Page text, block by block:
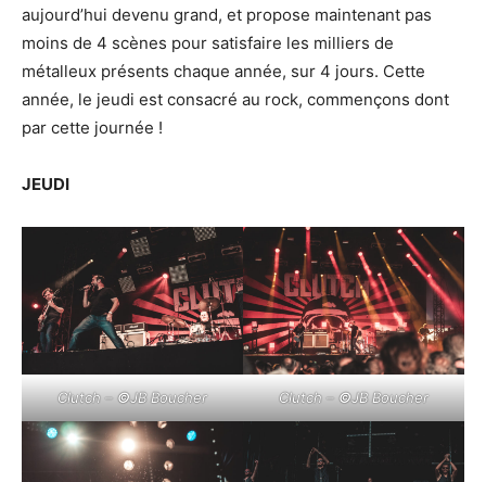
aujourd’hui devenu grand, et propose maintenant pas
moins de 4 scènes pour satisfaire les milliers de
métalleux présents chaque année, sur 4 jours. Cette
année, le jeudi est consacré au rock, commençons dont
par cette journée !
JEUDI
Clutch –©JB Boucher Clutch –©JB Boucher